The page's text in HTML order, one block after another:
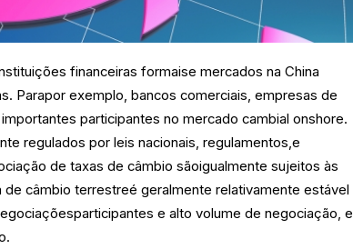
financeiras formaise mercados na China
Parapor exemplo, bancos comerciais, empresas de
participantes no mercado cambial onshore.
regulados por leis nacionais, regulamentos,e
de taxas de câmbio sãoigualmente sujeitos às
câmbio terrestreé geralmente relativamente estável
e alto volume de negociação, e